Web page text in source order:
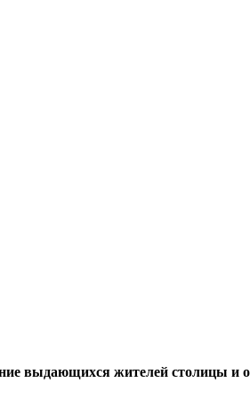
выдающихся жителей столицы и